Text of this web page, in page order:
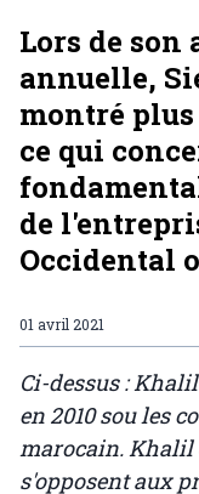
Lors de son
annuelle,
montré
ce qui
de
Occidental
01 avril 2021
Ci-dessus :
en 2010 sou les
marocain. Khalil
s'opposent aux